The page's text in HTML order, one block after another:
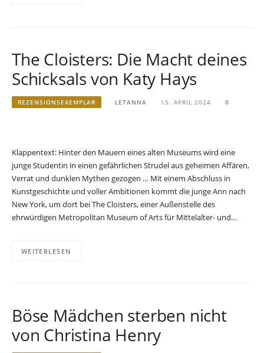
The Cloisters: Die Macht deines
Schicksals von Katy Hays
REZENSIONSEXEMPLAR LETANNA 15. APRIL 2024 0
Klappentext: Hinter den Mauern eines alten Museums wird eine
junge Studentin in einen gefährlichen Strudel aus geheimen Affären,
Verrat und dunklen Mythen gezogen … Mit einem Abschluss in
Kunstgeschichte und voller Ambitionen kommt die junge Ann nach
New York, um dort bei The Cloisters, einer Außenstelle des
ehrwürdigen Metropolitan Museum of Arts für Mittelalter- und…
WEITERLESEN
Böse Mädchen sterben nicht
von Christina Henry